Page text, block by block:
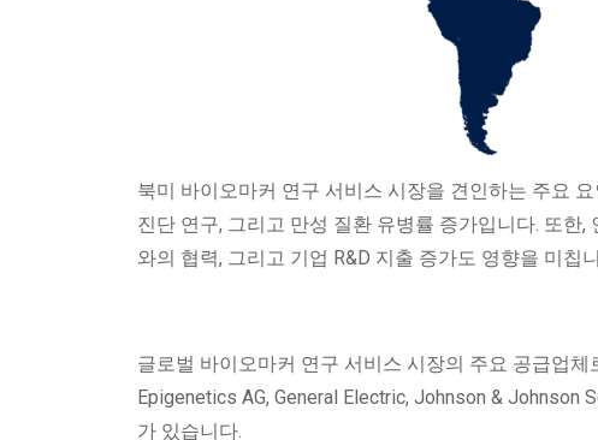
북미 바이오마커 연구 서비스 시장을 견인하는 주요
진단 연구, 그리고 만성 질환 유병률 증가입니다. 또한
와의 협력, 그리고 기업 R&D 지출 증가도 영향을 미칩
글로벌 바이오마커 연구 서비스 시장의 주요 공급업
Epigenetics AG, General Electric, Johnson & Johnson
가 있습니다.